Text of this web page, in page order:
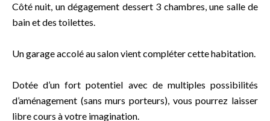
Côté nuit, un dégagement dessert 3 chambres, une salle de
bain et des toilettes.
Un garage accolé au salon vient compléter cette habitation.
Dotée d’un fort potentiel avec de multiples possibilités
d’aménagement (sans murs porteurs), vous pourrez laisser
libre cours à votre imagination.